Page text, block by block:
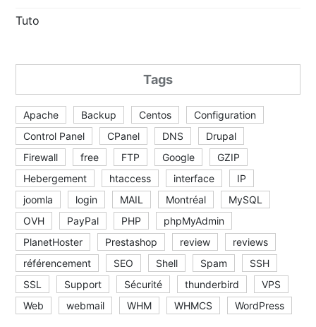
Tuto
Tags
Apache Backup Centos
Configuration
Control Panel
CPanel DNS
Drupal
Firewall
free FTP Google
GZIP
Hebergement
htaccess interface
IP
joomla
login MAIL Montréal
MySQL
OVH
PayPal PHP
phpMyAdmin
PlanetHoster
Prestashop review
reviews
référencement
SEO Shell Spam
SSH
SSL
Support Sécurité thunderbird
VPS
Web
webmail WHM WHMCS WordPress